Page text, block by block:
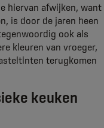
hiervan afwijken, want
is door de jaren heen
ook als
kleuren van vroeger,
terugkomen
keuken